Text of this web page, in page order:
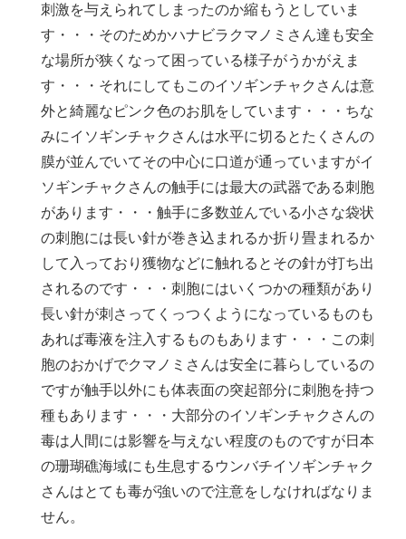
刺激を与えられてしまったのか縮もうとしていま
す・・・そのためかハナビラクマノミさん達も安全
な場所が狭くなって困っている様子がうかがえま
す・・・それにしてもこのイソギンチャクさんは意
外と綺麗なピンク色のお肌をしています・・・ちな
みにイソギンチャクさんは水平に切るとたくさんの
膜が並んでいてその中心に口道が通っていますがイ
ソギンチャクさんの触手には最大の武器である刺胞
があります・・・触手に多数並んでいる小さな袋状
の刺胞には長い針が巻き込まれるか折り畳まれるか
して入っており獲物などに触れるとその針が打ち出
されるのです・・・刺胞にはいくつかの種類があり
長い針が刺さってくっつくようになっているものも
あれば毒液を注入するものもあります・・・この刺
胞のおかげでクマノミさんは安全に暮らしているの
ですが触手以外にも体表面の突起部分に刺胞を持つ
種もあります・・・大部分のイソギンチャクさんの
毒は人間には影響を与えない程度のものですが日本
の珊瑚礁海域にも生息するウンバチイソギンチャク
さんはとても毒が強いので注意をしなければなりま
せん。